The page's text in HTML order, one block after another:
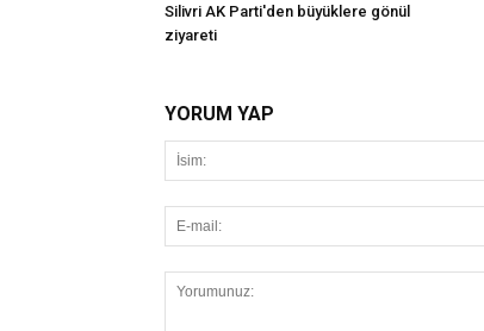
Silivri AK Parti'den büyüklere gönül
ziyareti
YORUM YAP